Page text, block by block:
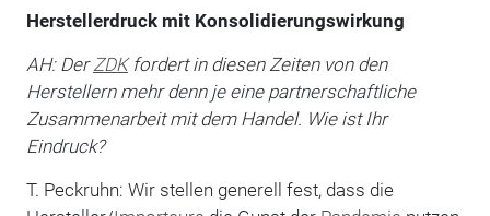
Herstellerdruck mit Konsolidierungswirkung
AH: DerZDKfordert in diesen Zeiten von den
Herstellern mehr denn je eine partnerschaftliche
Zusammenarbeit mit dem Handel. Wie ist Ihr
Eindruck?
T. Peckruhn: Wir stellen generell fest, dass die